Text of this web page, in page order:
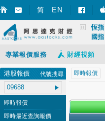
简 EN 上證
恆指
國指
專業報價服務 財經視頻
即時報價
港股報價 代號搜尋
即時報價
即時最近查詢報價